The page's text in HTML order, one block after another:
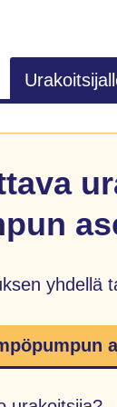
yhdellä